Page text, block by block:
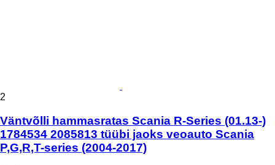
2
Väntvõlli hammasratas Scania R-Series (01.13-)
1784534 2085813 tüübi jaoks veoauto Scania
P,G,R,T-series (2004-2017)